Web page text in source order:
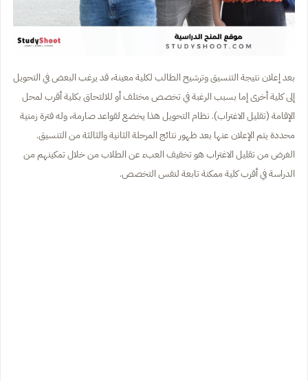
بعد إعلان نتيجة التنسيق وترشيح الطالب لكلية معينة، قد يرغب البعض في التحويل
إلى كلية أخرى إما بسبب الرغبة في تخصص مختلف أو للالتحاق بكلية أقرب لمحل
الإقامة (تقليل الاغتراب). نظام التحويل هذا يخضع لقواعد صارمة، وله فترة زمنية
محددة يتم الإعلان عنها بعد ظهور نتائج المرحلة الثانية والثالثة من التنسيق.
الغرض من تقليل الاغتراب هو تخفيف العبء عن الطلاب من خلال تمكينهم من
الدراسة في أقرب كلية ممكنة تابعة لنفس التخصص.